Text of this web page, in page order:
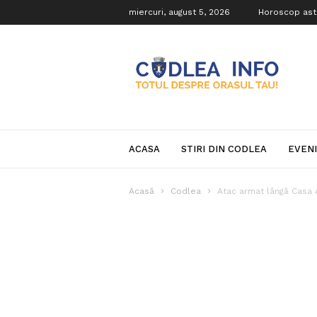
miercuri, august 5, 2026 Horoscop
Info
ACASA STIRI DIN CODLEA
Acasă Codlea Atac armat lângă Casa